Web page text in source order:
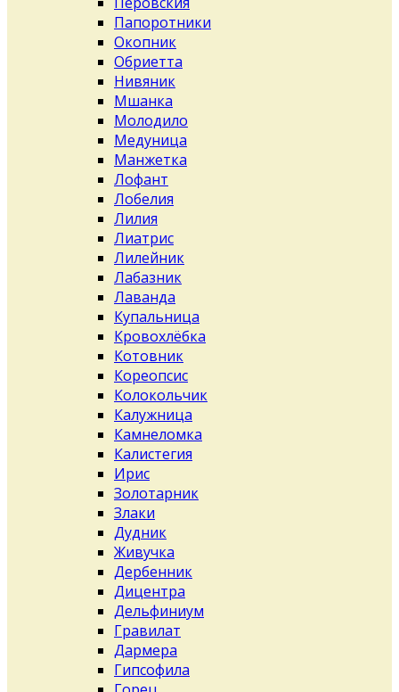
Папоротники
Окопник
Обриетта
Нивяник
Мшанка
Молодило
Медуница
Манжетка
Лофант
Лобелия
Лилия
Лиатрис
Лилейник
Лабазник
Лаванда
Купальница
Кровохлёбка
Котовник
Кореопсис
Колокольчик
Калужница
Камнеломка
Калистегия
Ирис
Золотарник
Злаки
Дудник
Живучка
Дербенник
Дицентра
Дельфиниум
Гравилат
Дармера
Гипсофила